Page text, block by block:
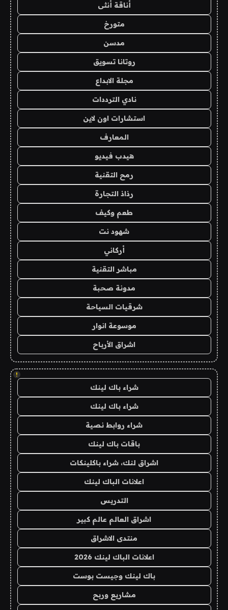
أناقة أنثى
متورخ
مدسن
روتانا تسويق
مجلة الابداع
نادي الترددات
استشارات اون لاين
المعارف
هيدب فيديو
رمح التقنية
رذاذ التجارة
طعم وكيف
شهود نت
أركاني
مباشر التقنية
مدونة صحبة
شرقيات السياحة
موسوعة انوار
اشراق الأرباح
!
شراء باك لينك
شراء باك لينك
شراء روابط نصية
باقات باك لينك
اشراق لنك، شراء باكلينكات
اعلانات الباك لينك
التدريس
اشراق العالم عالم كبير
منتدى الاشراق
اعلانات الباك لينك 2026
باك لينك وجيست بوست
مشاريع وربح